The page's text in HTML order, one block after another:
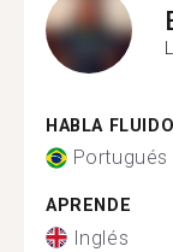
HABLA FLUIDO
Portugués
APRENDE
Inglés